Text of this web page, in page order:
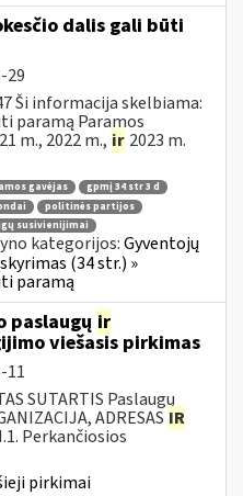
dalis gali būti
29
Ši informacija skelbiama:
paramą Paramos
m., 2022 m., ir 2023 m.
gavėjas
gpmį 34 str 3 d
politinės partijos
susivienijimai
kategorijos:Gyventojų
(34 str.) »
paramą
paslaugų ir
viešasis pirkimas
11
SUTARTIS Paslaugų
ADRESAS IR
Perkančiosios
pirkimai